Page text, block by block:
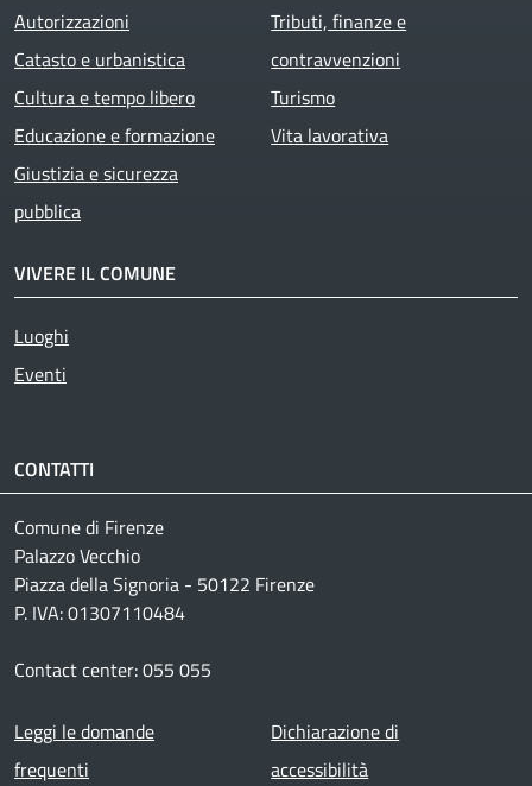
Autorizzazioni
Catasto e urbanistica
Cultura e tempo libero
Educazione e formazione
Giustizia e sicurezza
pubblica
Tributi, finanze e
contravvenzioni
Turismo
Vita lavorativa
VIVERE IL COMUNE
Luoghi
Eventi
CONTATTI
Comune di Firenze
Palazzo Vecchio
Piazza della Signoria - 50122 Firenze
P. IVA: 01307110484
Contact center: 055 055
Footer menu
Leggi le domande
frequenti
Dichiarazione di
accessibilità